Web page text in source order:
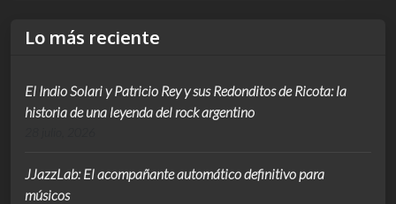
Lo más reciente
El Indio Solari y Patricio Rey y sus Redonditos de Ricota: la
historia de una leyenda del rock argentino
JJazzLab: El acompañante automático definitivo para
músicos